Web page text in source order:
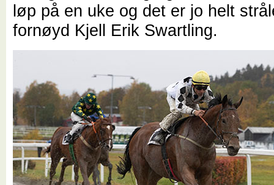
løp på en uke og det er jo helt
fornøyd Kjell Erik Swartling.